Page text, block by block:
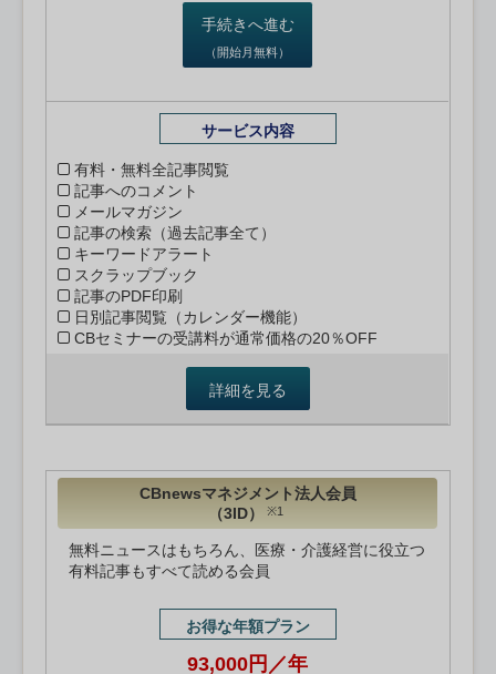
手続きへ進む
（開始月無料）
サービス内容
有料・無料全記事閲覧
記事へのコメント
メールマガジン
記事の検索（過去記事全て）
キーワードアラート
スクラップブック
記事のPDF印刷
日別記事閲覧（カレンダー機能）
CBセミナーの受講料が通常価格の20％OFF
詳細を見る
CBnewsマネジメント法人会員
（3ID）
※1
無料ニュースはもちろん、医療・介護経営に役立つ
有料記事もすべて読める会員
お得な年額プラン
93,000円／年